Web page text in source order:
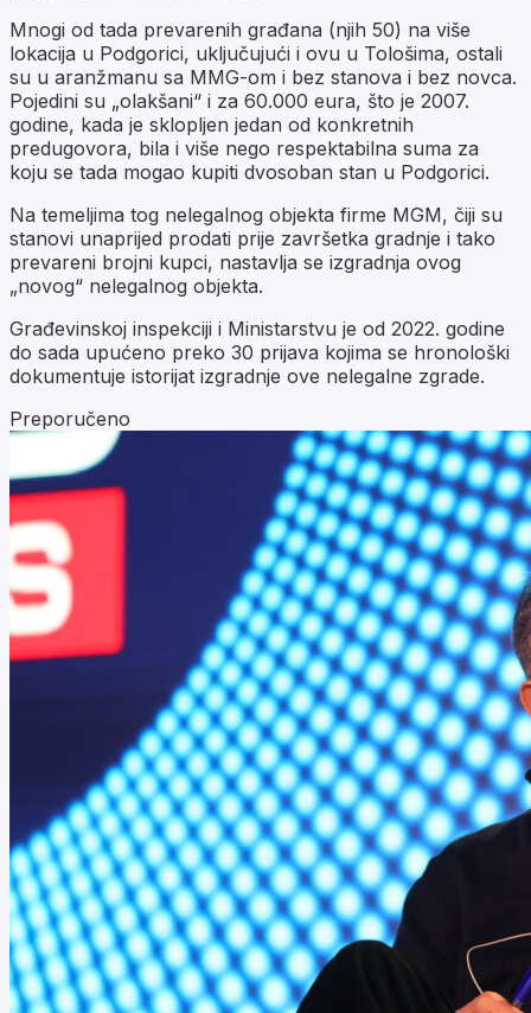
Mnogi od tada prevarenih građana (njih 50) na više
lokacija u Podgorici, uključujući i ovu u Tološima, ostali
su u aranžmanu sa MMG-om i bez stanova i bez novca.
Pojedini su „olakšani“ i za 60.000 eura, što je 2007.
godine, kada je sklopljen jedan od konkretnih
predugovora, bila i više nego respektabilna suma za
koju se tada mogao kupiti dvosoban stan u Podgorici.
Na temeljima tog nelegalnog objekta firme MGM, čiji su
stanovi unaprijed prodati prije završetka gradnje i tako
prevareni brojni kupci, nastavlja se izgradnja ovog
„novog“ nelegalnog objekta.
Građevinskoj inspekciji i Ministarstvu je od 2022. godine
do sada upućeno preko 30 prijava kojima se hronološki
dokumentuje istorijat izgradnje ove nelegalne zgrade.
Preporučeno